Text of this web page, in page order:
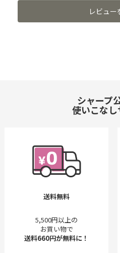
レビュー
シャープ
使いこなし
送料無料
5,500円以上の
お買い物で
送料660円が無料に！